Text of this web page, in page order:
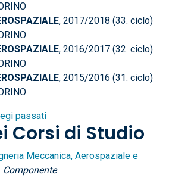
, 2017/2018 (33. ciclo)
, 2016/2017 (32. ciclo)
, 2015/2016 (31. ciclo)
passati
Corsi di Studio
Meccanica, Aerospaziale e
Componente